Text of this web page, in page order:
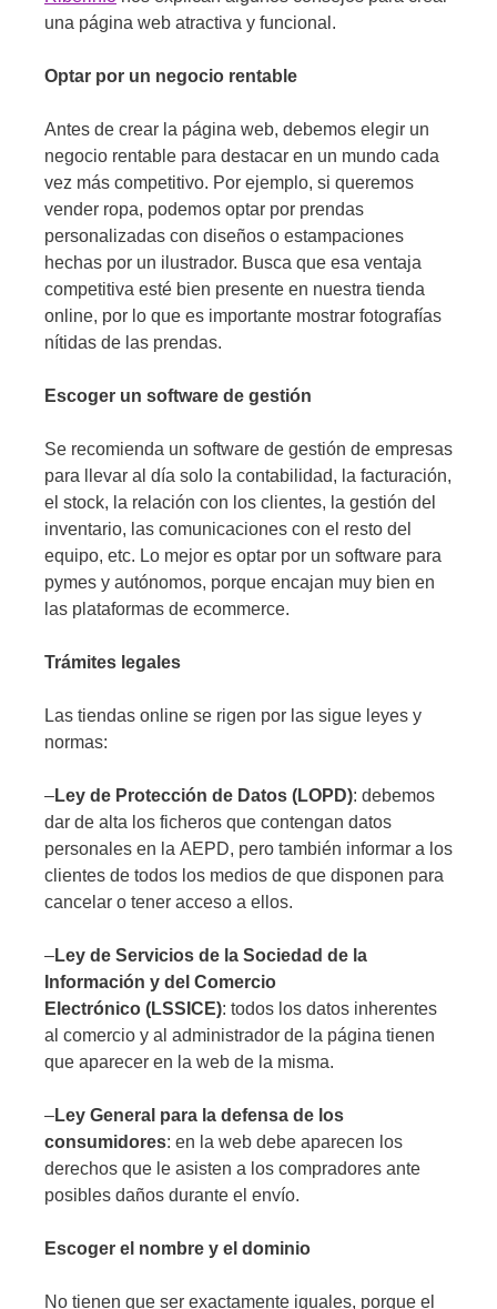
una página web atractiva y funcional.
Optar por un negocio rentable
Antes de crear la página web, debemos elegir un
negocio rentable para destacar en un mundo cada
vez más competitivo. Por ejemplo, si queremos
vender ropa, podemos optar por prendas
personalizadas con diseños o estampaciones
hechas por un ilustrador. Busca que esa ventaja
competitiva esté bien presente en nuestra tienda
online, por lo que es importante mostrar fotografías
nítidas de las prendas.
Escoger un software de gestión
Se recomienda un software de gestión de empresas
para llevar al día solo la contabilidad, la facturación,
el stock, la relación con los clientes, la gestión del
inventario, las comunicaciones con el resto del
equipo, etc. Lo mejor es optar por un software para
pymes y autónomos, porque encajan muy bien en
las plataformas de ecommerce.
Trámites legales
Las tiendas online se rigen por las sigue leyes y
normas:
–Ley de Protección de Datos (LOPD): debemos
dar de alta los ficheros que contengan datos
personales en la AEPD, pero también informar a los
clientes de todos los medios de que disponen para
cancelar o tener acceso a ellos.
–Ley de Servicios de la Sociedad de la
Información y del Comercio
Electrónico (LSSICE): todos los datos inherentes
al comercio y al administrador de la página tienen
que aparecer en la web de la misma.
–Ley General para la defensa de los
consumidores: en la web debe aparecen los
derechos que le asisten a los compradores ante
posibles daños durante el envío.
Escoger el nombre y el dominio
No tienen que ser exactamente iguales, porque el